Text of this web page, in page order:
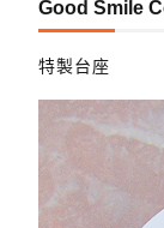
Good Smile
特製台座